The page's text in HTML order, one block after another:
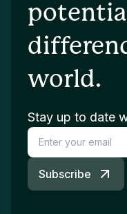
world.
Stay up to date
Subscribe